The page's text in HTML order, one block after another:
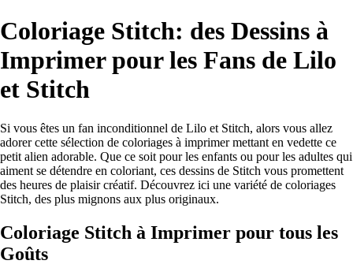
Coloriage Stitch: des Dessins à
Imprimer pour les Fans de Lilo
et Stitch
Si vous êtes un fan inconditionnel de Lilo et Stitch, alors vous allez
adorer cette sélection de coloriages à imprimer mettant en vedette ce
petit alien adorable. Que ce soit pour les enfants ou pour les adultes qui
aiment se détendre en coloriant, ces dessins de Stitch vous promettent
des heures de plaisir créatif. Découvrez ici une variété de coloriages
Stitch, des plus mignons aux plus originaux.
Coloriage Stitch à Imprimer pour tous les
Goûts